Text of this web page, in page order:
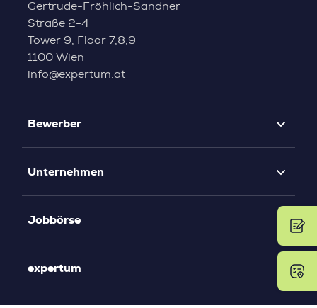
Gertrude-Fröhlich-Sandner
Straße 2-4
Tower 9, Floor 7,8,9
1100 Wien
info@expertum.at
Bewerber
Unternehmen
Jobbörse
expertum